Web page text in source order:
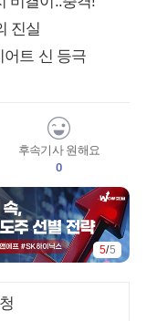
진실
어트 신 등극
후속기사 원해요
0
5/5